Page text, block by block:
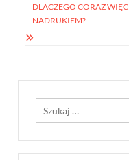
DLACZEGO CORAZ
NADRUKIEM?